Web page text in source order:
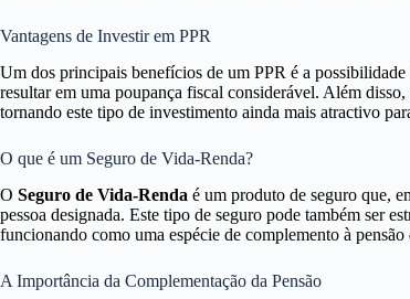
Vantagens de Investir em PPR
Um dos principais benefícios de um PPR é a possibilidade
resultar em uma poupança fiscal considerável. Além
tornando este tipo de investimento ainda mais atractivo
O que é um Seguro de Vida-Renda?
O Seguro de Vida-Renda é um produto de seguro que,
pessoa designada. Este tipo de seguro pode também ser
funcionando como uma espécie de complemento à pensão
A Importância da Complementação da Pensão